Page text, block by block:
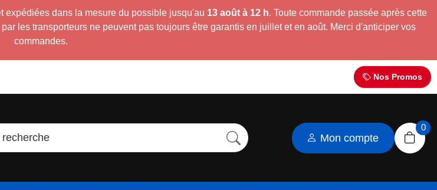
expédiées dans la mesure du possible jusqu'au 13 août à 12 h. Toute commande passée après cette
les transporteurs ne peuvent pas toujours être garantis en juillet et en août. Merci d'anticiper vos
commandes.
Nos Promos
Mon compte
0